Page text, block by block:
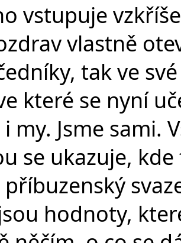
vstupuje
vlastně
tak ve
které se nyní
my. Jsme sami.
se ukazuje,
hodnoty,